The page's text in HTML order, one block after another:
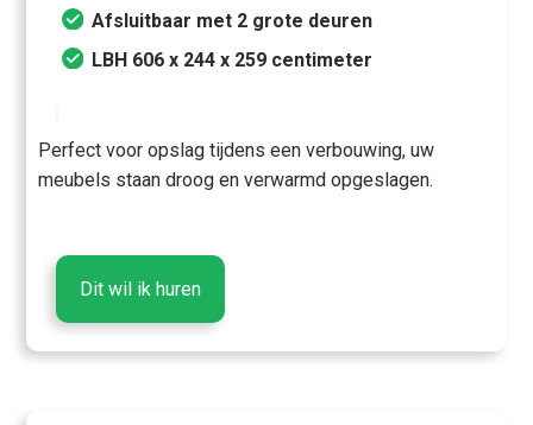
Afsluitbaar met 2 grote deuren
LBH 606 x 244 x 259 centimeter
Perfect voor opslag tijdens een verbouwing, uw
meubels staan droog en verwarmd opgeslagen.
Dit wil ik huren